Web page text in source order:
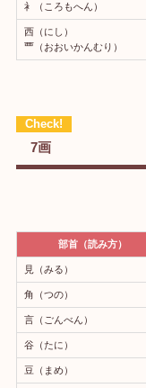
衤（ころもへん）
西（にし）
覀（おおいかんむり）
7画
部首（読み方）
見（みる）
角（つの）
言（ごんべん）
谷（たに）
豆（まめ）